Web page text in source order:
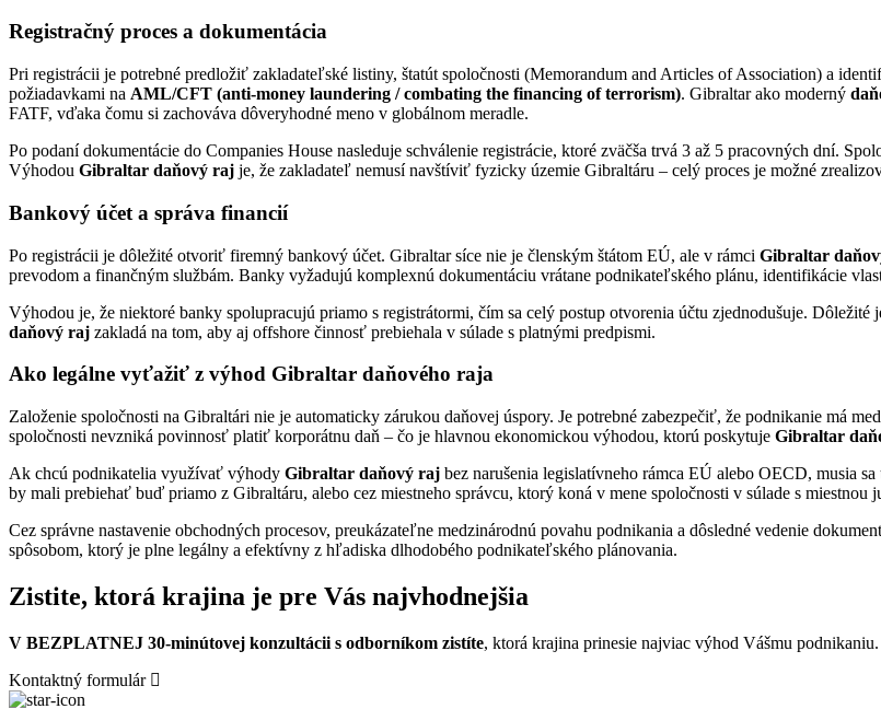
Registračný proces a dokumentácia
Pri registrácii je potrebné predložiť zakladateľské listiny, štatút spoločnosti (Memorandum and Articles of Association) a
požiadavkami na AML/CFT (anti-money laundering / combating the financing of terrorism). Gibraltar ako moderný
FATF, vďaka čomu si zachováva dôveryhodné meno v globálnom meradle.
Po podaní dokumentácie do Companies House nasleduje schválenie registrácie, ktoré zväčša trvá 3 až 5 pracovných dní.
Výhodou Gibraltar daňový raj je, že zakladateľ nemusí navštíviť fyzicky územie Gibraltáru – celý proces je možné
Bankový účet a správa financií
Po registrácii je dôležité otvoriť firemný bankový účet. Gibraltar síce nie je členským štátom EÚ, ale v rámci Gibraltar
prevodom a finančným službám. Banky vyžadujú komplexnú dokumentáciu vrátane podnikateľského plánu, identifikácie
Výhodou je, že niektoré banky spolupracujú priamo s registrátormi, čím sa celý postup otvorenia účtu zjednodušuje.
daňový raj zakladá na tom, aby aj offshore činnosť prebiehala v súlade s platnými predpismi.
Ako legálne vyťažiť z výhod Gibraltar daňového raja
Založenie spoločnosti na Gibraltári nie je automaticky zárukou daňovej úspory. Je potrebné zabezpečiť, že podnikanie má
spoločnosti nevzniká povinnosť platiť korporátnu daň – čo je hlavnou ekonomickou výhodou, ktorú poskytuje Gibraltar
Ak chcú podnikatelia využívať výhody Gibraltar daňový raj bez narušenia legislatívneho rámca EÚ alebo OECD, musia
by mali prebiehať buď priamo z Gibraltáru, alebo cez miestneho správcu, ktorý koná v mene spoločnosti v súlade s miestnou
Cez správne nastavenie obchodných procesov, preukázateľne medzinárodnú povahu podnikania a dôsledné vedenie
spôsobom, ktorý je plne legálny a efektívny z hľadiska dlhodobého podnikateľského plánovania.
Zistite, ktorá krajina je pre Vás najvhodnejšia
V BEZPLATNEJ 30-minútovej konzultácii s odborníkom zistíte, ktorá krajina prinesie najviac výhod Vášmu podnikaniu.
Kontaktný formulár